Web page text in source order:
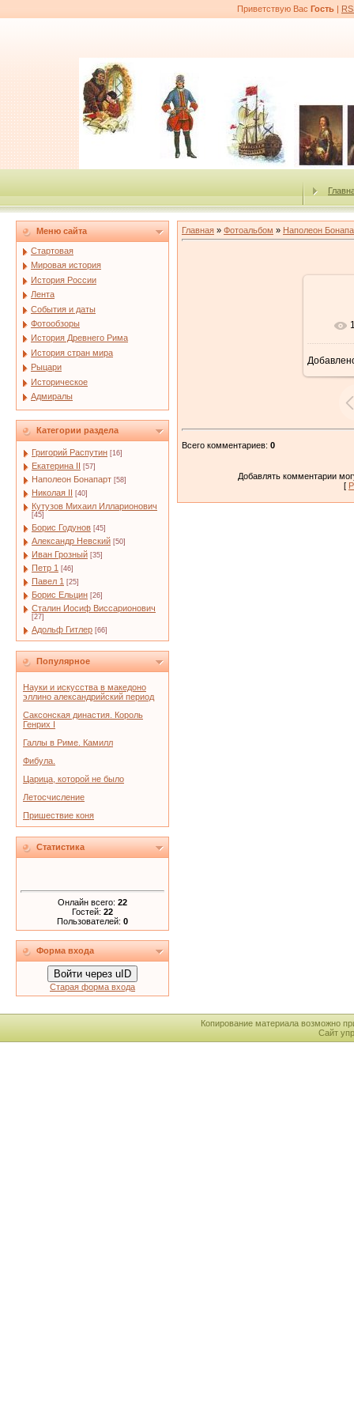
Приветствую Вас Гость |
Меню сайта
Стартовая
Мировая история
История России
Лента
События и даты
Фотообзоры
История Древнего Рима
История стран мира
Рыцари
Историческое
Адмиралы
Категории раздела
Григорий Распутин [16]
Екатерина II [57]
Наполеон Бонапарт [58]
Николая II [40]
Кутузов Михаил Илларионович
[45]
Борис Годунов [45]
Александр Невский [50]
Иван Грозный [35]
Петр 1 [46]
Павел 1 [25]
Борис Ельцин [26]
Сталин Иосиф Виссарионович
[27]
Адольф Гитлер [66]
Популярное
Науки и искусства в македоно
эллино александрийский период
Саксонская династия. Король
Генрих I
Галлы в Риме. Камилл
Фибула.
Царица, которой не было
Летосчисление
Пришествие коня
Статистика
Онлайн всего: 22
Гостей: 22
Пользователей: 0
Форма входа
Войти через uID
Старая форма входа
Главная » Фотоальбом » Наполеон
Всего комментариев: 0
Добавлять комментарии
[
Копирование материала возможно
Сайт